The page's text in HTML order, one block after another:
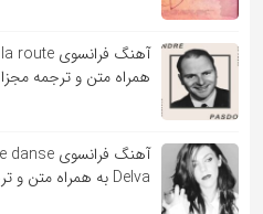
همراه متن و ترجمه مجزا
Delva به همراه متن و ترجمه مجزا